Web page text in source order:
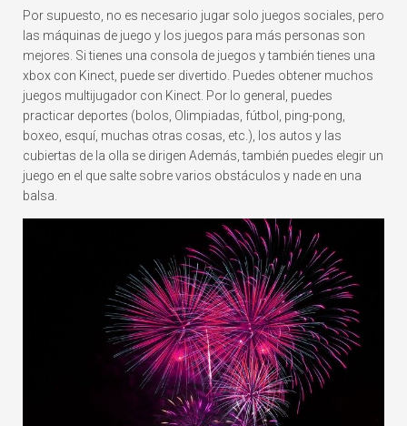
Por supuesto, no es necesario jugar solo juegos sociales, pero
las máquinas de juego y los juegos para más personas son
mejores. Si tienes una consola de juegos y también tienes una
xbox con Kinect, puede ser divertido. Puedes obtener muchos
juegos multijugador con Kinect. Por lo general, puedes
practicar deportes (bolos, Olimpiadas, fútbol, ping-pong,
boxeo, esquí, muchas otras cosas, etc.), los autos y las
cubiertas de la olla se dirigen Además, también puedes elegir un
juego en el que salte sobre varios obstáculos y nade en una
balsa.